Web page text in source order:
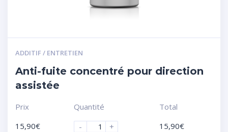
ADDITIF / ENTRETIEN
Anti-fuite concentré pour direction
assistée
Prix
15,90€
Quantité
-
+
Total
15,90€